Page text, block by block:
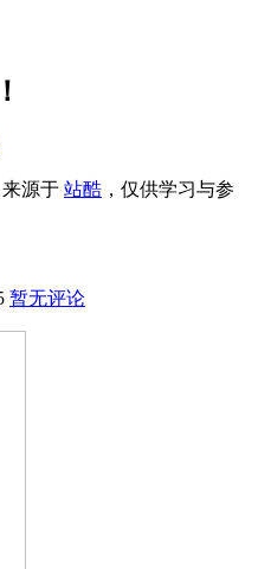
源于 站酷 ，仅供学习与参
暂无评论